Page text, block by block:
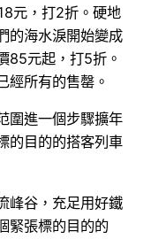
元，打2折。硬地
的海水淚開始變成
85元起，打5折。
經所有的售罄。
圍進一個步驟擴年
的目的的搭客列車
峰谷，充足用好鐵
緊張標的目的的